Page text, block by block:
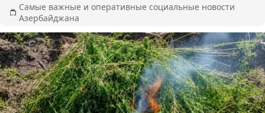
Самые важные и оперативные социальные новости
Азербайджана